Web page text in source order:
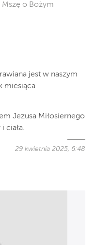
Mszę o Bożym
jest w naszym
miesiąca
Jezusa Miłosiernego
ciała.
29 kwietnia 2025, 6:48